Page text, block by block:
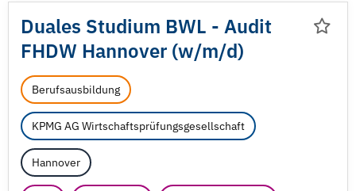
Duales Studium BWL - Audit
FHDW Hannover (w/m/d)
Berufsausbildung
KPMG AG Wirtschaftsprüfungsgesellschaft
Hannover